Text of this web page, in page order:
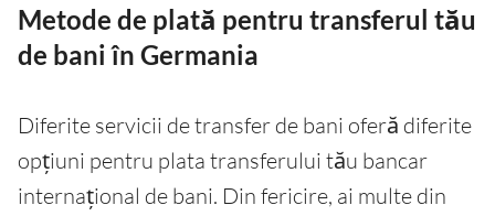
Metode de plată pentru transferul tău
de bani în Germania
Diferite servicii de transfer de bani oferă diferite
opțiuni pentru plata transferului tău bancar
internațional de bani. Din fericire, ai multe din